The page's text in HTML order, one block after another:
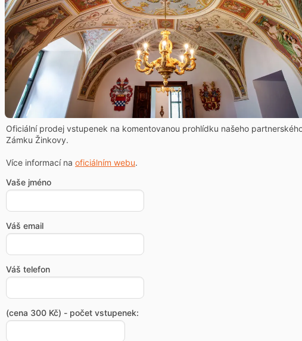
Oficiální prodej vstupenek na komentovanou prohlídku našeho
Zámku Žinkovy.
Více informací na oficiálním webu.
Vaše jméno
Váš email
Váš telefon
(cena 300 Kč) - počet vstupenek: